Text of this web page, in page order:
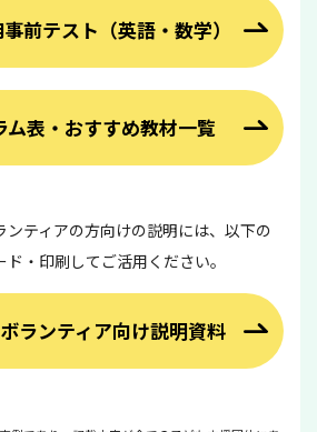
前テスト（英語・数学）
ム表・おすすめ教材一覧
ンティアの方向けの説明には、以下の
・印刷してご活用ください。
ランティア向け説明資料